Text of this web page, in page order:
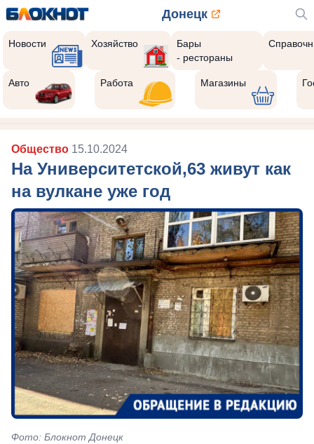
Донецк
Новости Хозяйство
Бары
- рестораны
Авто Работа Магазины
Общество 15.10.2024
На Университетской,63 живут как
на вулкане уже год
Фото: Блокнот Донецк